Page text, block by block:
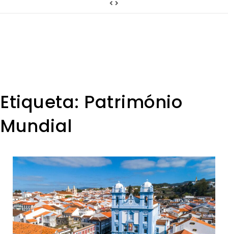
Etiqueta: Património
Mundial